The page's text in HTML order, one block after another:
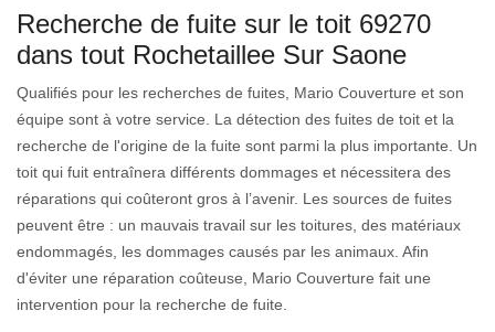
Recherche de fuite sur le toit 69270
dans tout Rochetaillee Sur Saone
Qualifiés pour les recherches de fuites, Mario Couverture et son
équipe sont à votre service. La détection des fuites de toit et la
recherche de l'origine de la fuite sont parmi la plus importante. Un
toit qui fuit entraînera différents dommages et nécessitera des
réparations qui coûteront gros à l’avenir. Les sources de fuites
peuvent être : un mauvais travail sur les toitures, des matériaux
endommagés, les dommages causés par les animaux. Afin
d'éviter une réparation coûteuse, Mario Couverture fait une
intervention pour la recherche de fuite.